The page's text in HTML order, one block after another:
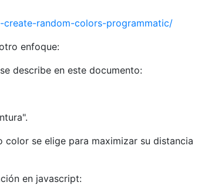
random-colors-programmatic/
enfoque:
describe en este documento:
se elige para maximizar su distancia
en javascript: